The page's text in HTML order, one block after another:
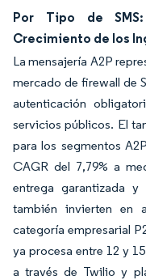
Por Tipo de
Crecimiento de los
La mensajería A2P
mercado de firewall de
autenticación
servicios públicos. El
para los segmentos
CAGR del 7,79% a
entrega garantizada
también invierten en
categoría empresarial
ya procesa entre 12 y
a través de Twilio y